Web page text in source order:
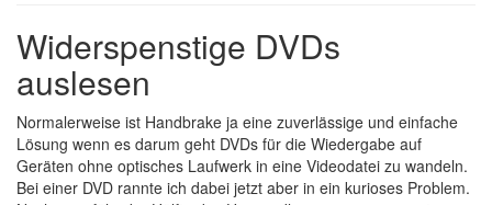
Widerspenstige DVDs
auslesen
Normalerweise ist Handbrake ja eine zuverlässige und einfache
Lösung wenn es darum geht DVDs für die Wiedergabe auf
Geräten ohne optisches Laufwerk in eine Videodatei zu wandeln.
Bei einer DVD rannte ich dabei jetzt aber in ein kurioses Problem.